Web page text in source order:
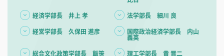
経済学部長 井上 孝
法学部長 細川 良
経営学部長 久保田 進彦
国際政治経済学部長 内山
義英
総合文化政策学部長 飯笹
理工学部長 黄 晋二